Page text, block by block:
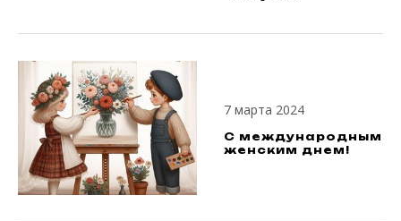
7 марта 2024
С международным
женским днем!